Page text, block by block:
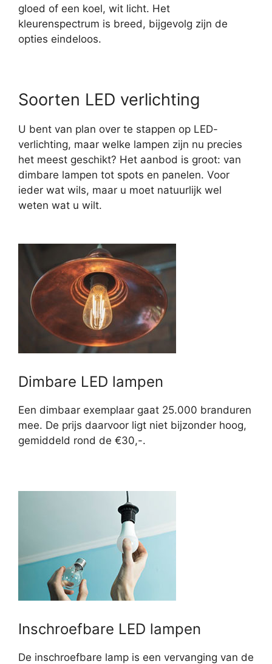
gloed of een koel, wit licht. Het
kleurenspectrum is breed, bijgevolg zijn de
opties eindeloos.
Soorten LED verlichting
U bent van plan over te stappen op LED-
verlichting, maar welke lampen zijn nu precies
het meest geschikt? Het aanbod is groot: van
dimbare lampen tot spots en panelen. Voor
ieder wat wils, maar u moet natuurlijk wel
weten wat u wilt.
Dimbare LED lampen
Een dimbaar exemplaar gaat 25.000 branduren
mee. De prijs daarvoor ligt niet bijzonder hoog,
gemiddeld rond de €30,-.
Inschroefbare LED lampen
De inschroefbare lamp is een vervanging van de